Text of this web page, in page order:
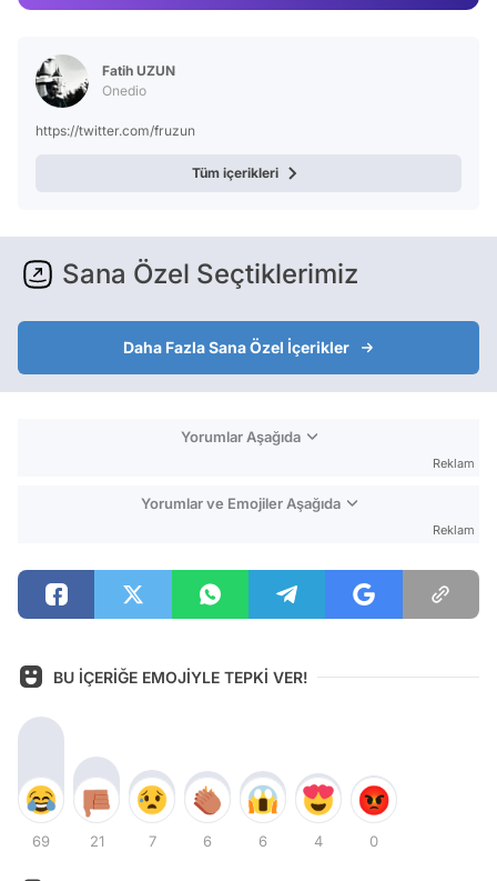
Fatih UZUN
Onedio
https://twitter.com/fruzun
Tüm içerikleri
Sana Özel Seçtiklerimiz
Daha Fazla Sana Özel İçerikler
Yorumlar Aşağıda
Reklam
Yorumlar ve Emojiler Aşağıda
Reklam
BU İÇERİĞE EMOJİYLE TEPKİ VER!
69 21 7 6 6 4 0